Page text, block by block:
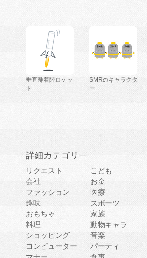
垂直離着陸ロケッ
ト
SMRのキャラクタ
ー
詳細カテゴリー
リクエスト こども
会社
お金
ファッション
医療
趣味
スポーツ
おもちゃ
家族
料理
動物キャラ
ショッピング
音楽
コンピューター
パーティ